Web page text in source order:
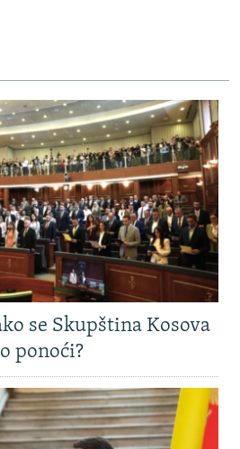
se Skupština Kosova
ponoći?